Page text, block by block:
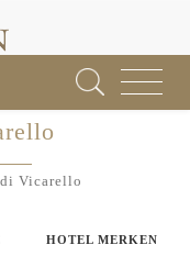
Toggle
Vicarello
HOTEL MERKEN